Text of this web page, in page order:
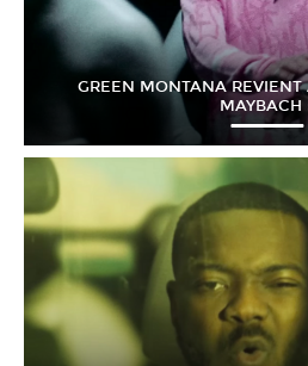
GREEN MONTANA REVIENT
MAYBACH